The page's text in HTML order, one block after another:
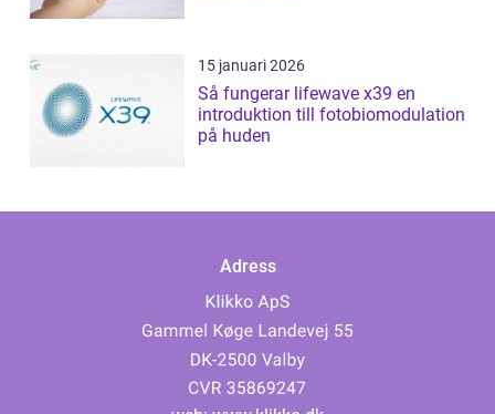
15 januari 2026
Så fungerar lifewave x39 en
introduktion till fotobiomodulation
på huden
Adress